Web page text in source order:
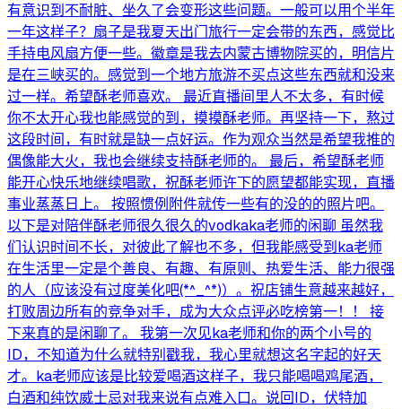
有意识到不耐脏、坐久了会变形这些问题。一般可以用个半年
一年这样子？扇子是我夏天出门旅行一定会带的东西，感觉比
手持电风扇方便一些。徽章是我去内蒙古博物院买的，明信片
是在三峡买的。感觉到一个地方旅游不买点这些东西就和没来
过一样。希望酥老师喜欢。 最近直播间里人不太多，有时候
你不太开心我也能感觉的到，摸摸酥老师。再坚持一下，熬过
这段时间，有时就是缺一点好运。作为观众当然是希望我推的
偶像能大火，我也会继续支持酥老师的。 最后，希望酥老师
能开心快乐地继续唱歌，祝酥老师许下的愿望都能实现，直播
事业蒸蒸日上。 按照惯例附件就传一些有的没的的照片吧。
以下是对陪伴酥老师很久很久的vodkaka老师的闲聊 虽然我
们认识时间不长，对彼此了解也不多，但我能感受到ka老师
在生活里一定是个善良、有趣、有原则、热爱生活、能力很强
的人（应该没有过度美化吧(*^_^*)）。祝店铺生意越来越好，
打败周边所有的竞争对手，成为大众点评必吃榜第一！！ 接
下来真的是闲聊了。 我第一次见ka老师和你的两个小号的
ID，不知道为什么就特别戳我，我心里就想这名字起的好天
才。ka老师应该是比较爱喝酒这样子，我只能喝喝鸡尾酒，
白酒和纯饮威士忌对我来说有点难入口。说回ID，伏特加